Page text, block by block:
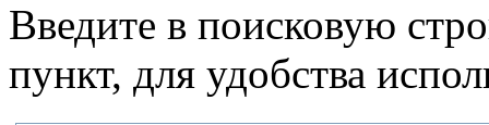
Введите в поисковую
пункт, для удобства